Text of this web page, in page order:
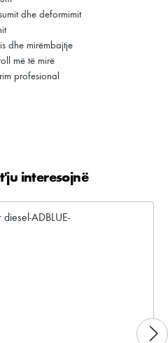
dhe deformimit
dhe mirëmbajtje
më të mirë
profesional
interesojnë